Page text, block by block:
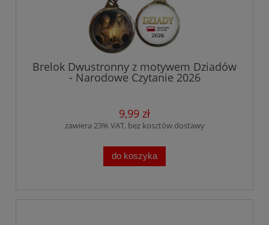
Brelok Dwustronny z motywem Dziadów
- Narodowe Czytanie 2026
9,99 zł
zawiera 23% VAT, bez kosztów dostawy
do koszyka